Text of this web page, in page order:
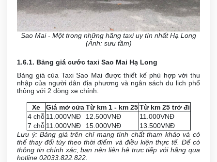
Sao Mai - Một trong những hãng taxi uy tín nhất Hạ Long
(Ảnh: sưu tầm)
1.6.1. Bảng giá cước taxi Sao Mai Hạ Long
Bảng giá của Taxi Sao Mai được thiết kế phù hợp với thu
nhập của người dân địa phương và ngân sách du lịch phổ
thông với 2 dòng xe chính:
Xe Giá mở cửa Từ km 1 - km 25 Từ km 25 trở đi
4 chỗ 11.000VNĐ 12.500VNĐ
11.000VNĐ
7 chỗ 11.000VNĐ 15.000VNĐ
13.500VNĐ
Lưu ý: Bảng giá trên chỉ mang tính chất tham khảo và có
thể thay đổi tùy theo thời điểm và điều kiện thực tế. Để có
thông tin chính xác, bạn nên liên hệ trực tiếp với hãng qua
hotline 02033.822.822